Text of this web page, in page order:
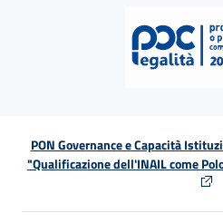
PON Governance e Capacità
"Qualificazione dell'INAIL come